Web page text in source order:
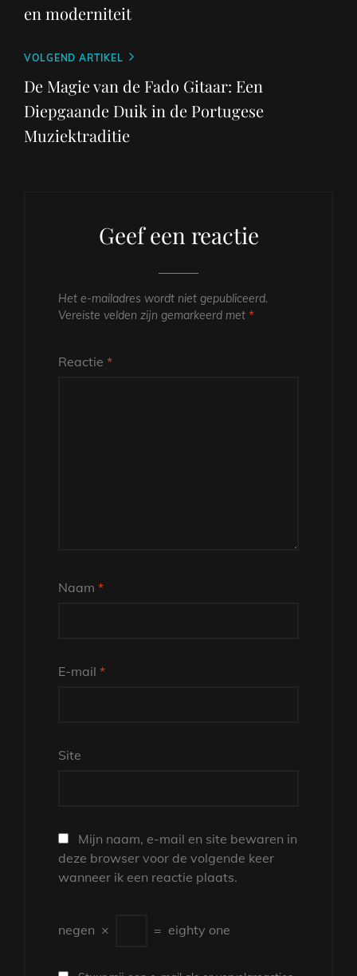
en moderniteit
Volgend
bericht
VOLGEND ARTIKEL
De Magie van de Fado Gitaar: Een
Diepgaande Duik in de Portugese
Muziektraditie
Geef een reactie
Het e-mailadres wordt niet gepubliceerd.
Vereiste velden zijn gemarkeerd met *
Reactie *
Naam *
E-mail *
Site
Mijn naam, e-mail en site bewaren in
deze browser voor de volgende keer
wanneer ik een reactie plaats.
negen × = eighty one